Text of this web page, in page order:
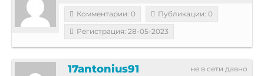
Комментарии: 0
Публикации: 0
Регистрация: 28-05-2023
не в сети давно
17antonius91